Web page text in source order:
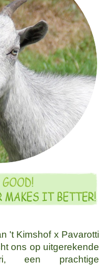
't Kimshof x Pavarotti
ons op uitgerekende
een prachtige